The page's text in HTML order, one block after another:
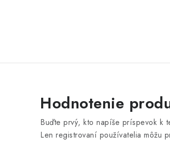
Hodnotenie
Buďte prvý, kto napíše príspevok k
Len registrovaní používatelia môžu